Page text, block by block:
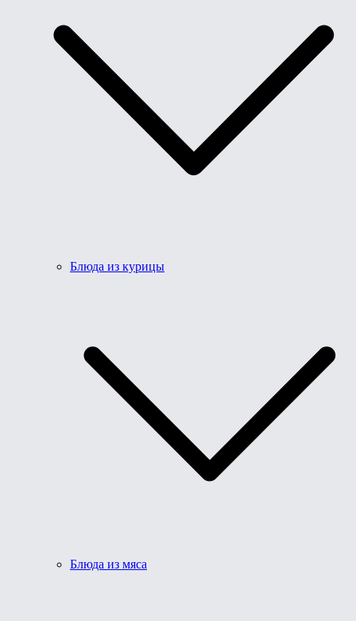
Блюда из курицы
Блюда из мяса